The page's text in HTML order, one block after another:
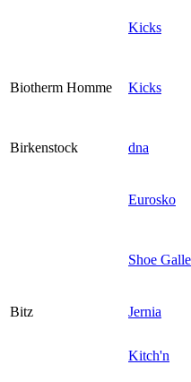
Kicks
Biotherm Homme Kicks
Birkenstock dna
Eurosko
Shoe
Bitz
Jernia
Kitch'n